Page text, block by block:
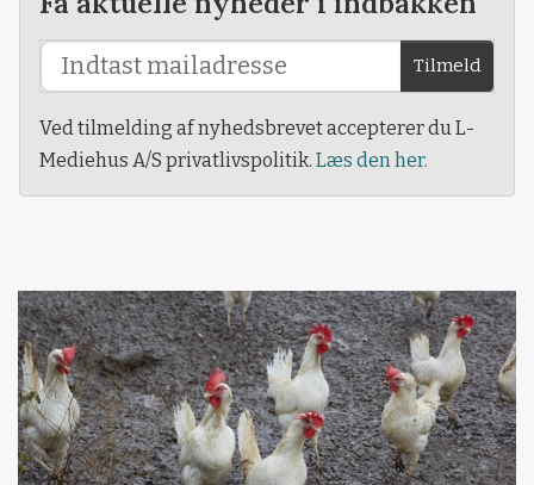
Tilmeld
Ved tilmelding af nyhedsbrevet accepterer du L-
Mediehus A/S privatlivspolitik. Læs den her.